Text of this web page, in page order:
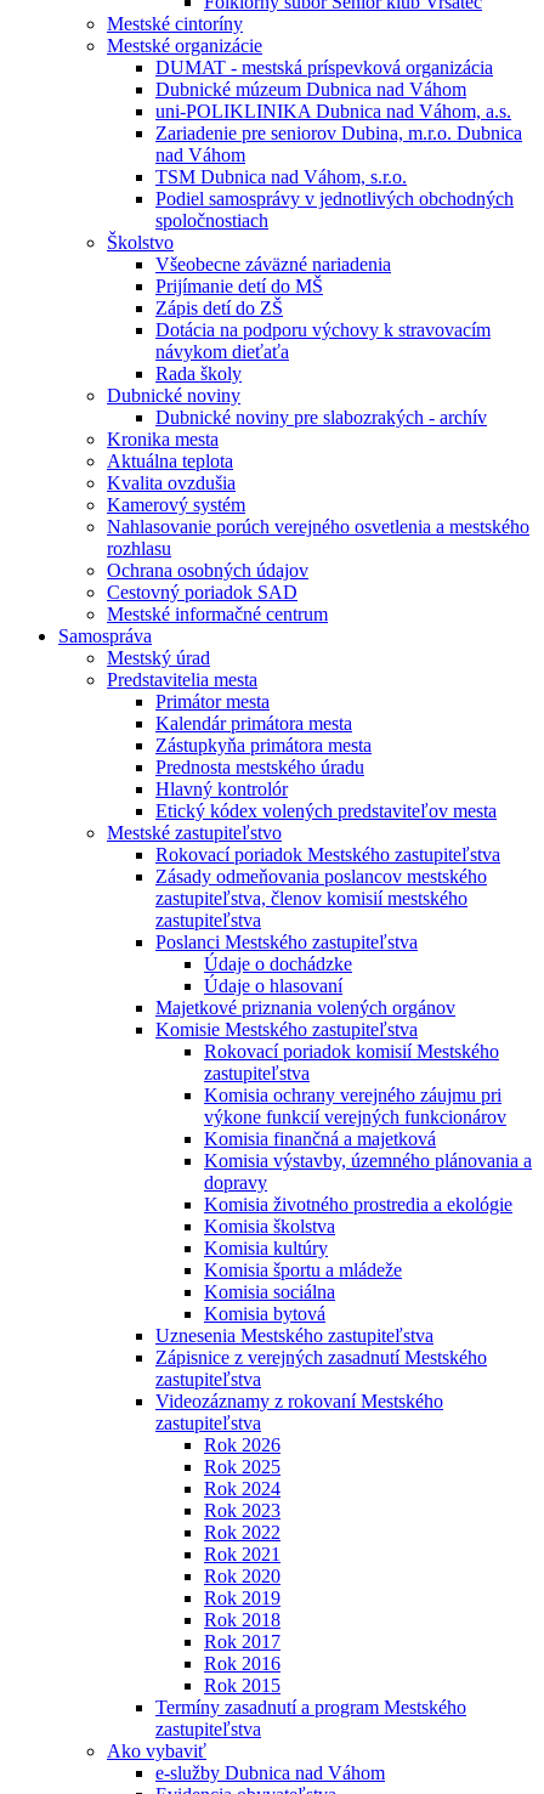
Mestské cintoríny
Mestské organizácie
DUMAT - mestská príspevková organizácia
Dubnické múzeum Dubnica nad Váhom
uni-POLIKLINIKA Dubnica nad Váhom, a.s.
Zariadenie pre seniorov Dubina, m.r.o. Dubnica
nad Váhom
TSM Dubnica nad Váhom, s.r.o.
Podiel samosprávy v jednotlivých obchodných
spoločnostiach
Školstvo
Všeobecne záväzné nariadenia
Prijímanie detí do MŠ
Zápis detí do ZŠ
Dotácia na podporu výchovy k stravovacím
návykom dieťaťa
Rada školy
Dubnické noviny
Dubnické noviny pre slabozrakých - archív
Kronika mesta
Aktuálna teplota
Kvalita ovzdušia
Kamerový systém
Nahlasovanie porúch verejného osvetlenia a mestského
rozhlasu
Ochrana osobných údajov
Cestovný poriadok SAD
Mestské informačné centrum
Samospráva
Mestský úrad
Predstavitelia mesta
Primátor mesta
Kalendár primátora mesta
Zástupkyňa primátora mesta
Prednosta mestského úradu
Hlavný kontrolór
Etický kódex volených predstaviteľov mesta
Mestské zastupiteľstvo
Rokovací poriadok Mestského zastupiteľstva
Zásady odmeňovania poslancov mestského
zastupiteľstva, členov komisií mestského
zastupiteľstva
Poslanci Mestského zastupiteľstva
Údaje o dochádzke
Údaje o hlasovaní
Majetkové priznania volených orgánov
Komisie Mestského zastupiteľstva
Rokovací poriadok komisií Mestského
zastupiteľstva
Komisia ochrany verejného záujmu pri
výkone funkcií verejných funkcionárov
Komisia finančná a majetková
Komisia výstavby, územného plánovania a
dopravy
Komisia životného prostredia a ekológie
Komisia školstva
Komisia kultúry
Komisia športu a mládeže
Komisia sociálna
Komisia bytová
Uznesenia Mestského zastupiteľstva
Zápisnice z verejných zasadnutí Mestského
zastupiteľstva
Videozáznamy z rokovaní Mestského
zastupiteľstva
Rok 2026
Rok 2025
Rok 2024
Rok 2023
Rok 2022
Rok 2021
Rok 2020
Rok 2019
Rok 2018
Rok 2017
Rok 2016
Rok 2015
Termíny zasadnutí a program Mestského
zastupiteľstva
Ako vybaviť
e-služby Dubnica nad Váhom